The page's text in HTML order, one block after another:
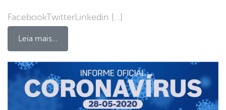
FacebookTwitterLinkedin […]
Leia mais…